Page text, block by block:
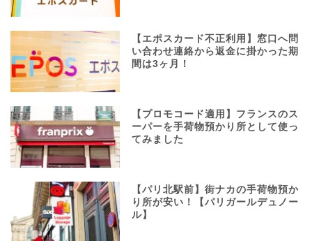
【エポスカード不正利用】窓口へ問
い合わせ連絡から返金に掛かった期
間は3ヶ月！
【プロモコード適用】フランスのス
ーパーを手荷物預かり所として使っ
てみました
【パリ北駅前】街ナカの手荷物預か
り所が安い！【パリガールデュノー
ル】